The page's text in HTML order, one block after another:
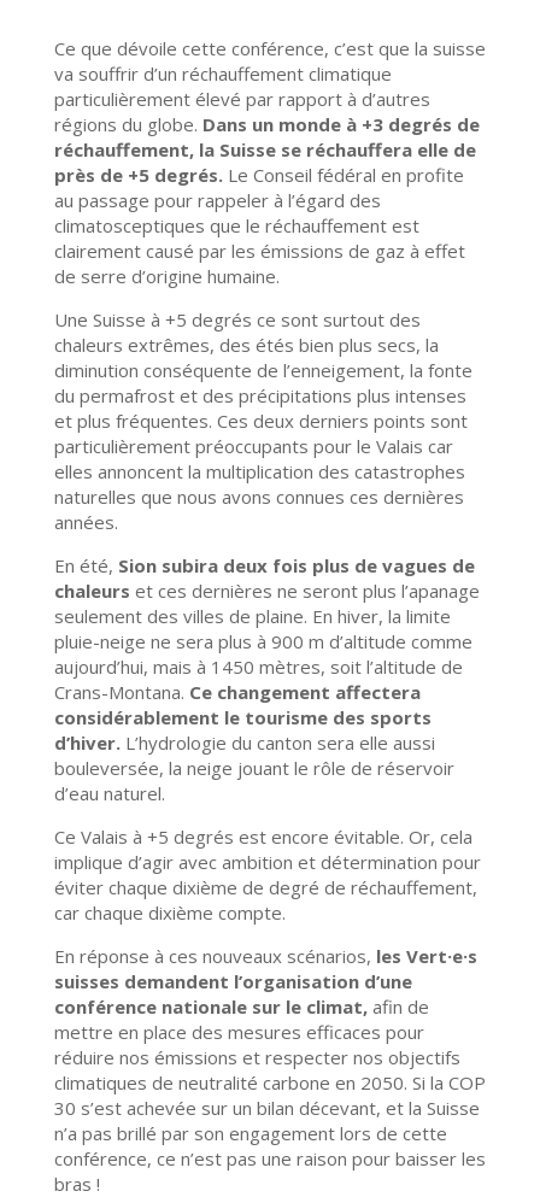
Ce que dévoile cette conférence, c’est que la suisse
va souffrir d’un réchauffement climatique
particulièrement élevé par rapport à d’autres
régions du globe. Dans un monde à +3 degrés de
réchauffement, la Suisse se réchauffera elle de
près de +5 degrés.Le Conseil fédéral en profite
au passage pour rappeler à l’égard des
climatosceptiques que le réchauffement est
clairement causé par les émissions de gaz à effet
de serre d’origine humaine.
Une Suisse à +5 degrés ce sont surtout des
chaleurs extrêmes, des étés bien plus secs, la
diminution conséquente de l’enneigement, la fonte
du permafrost et des précipitations plus intenses
et plus fréquentes. Ces deux derniers points sont
particulièrement préoccupants pour le Valais car
elles annoncent la multiplication des catastrophes
naturelles que nous avons connues ces dernières
années.
En été, Sion subira deux fois plus de vagues de
chaleurs et ces dernières ne seront plus l’apanage
seulement des villes de plaine. En hiver, la limite
pluie-neige ne sera plus à 900 m d’altitude comme
aujourd’hui, mais à 1450 mètres, soit l’altitude de
Crans-Montana. Ce changement affectera
considérablement le tourisme des sports
d’hiver.L’hydrologie du canton sera elle aussi
bouleversée, la neige jouant le rôle de réservoir
d’eau naturel.
Ce Valais à +5 degrés est encore évitable. Or, cela
implique d’agir avec ambition et détermination pour
éviter chaque dixième de degré de réchauffement,
car chaque dixième compte.
En réponse à ces nouveaux scénarios, les Vert·e·s
suisses demandent l’organisation d’une
conférence nationale sur le climat,afin de
mettre en place des mesures efficaces pour
réduire nos émissions et respecter nos objectifs
climatiques de neutralité carbone en 2050. Si la COP
30 s’est achevée sur un bilan décevant, et la Suisse
n’a pas brillé par son engagement lors de cette
conférence, ce n’est pas une raison pour baisser les
bras !